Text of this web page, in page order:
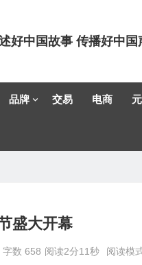
好中国故事 传播好中
品牌 交易 电商
盛大开幕
字数 658 阅读2分11秒 阅读模